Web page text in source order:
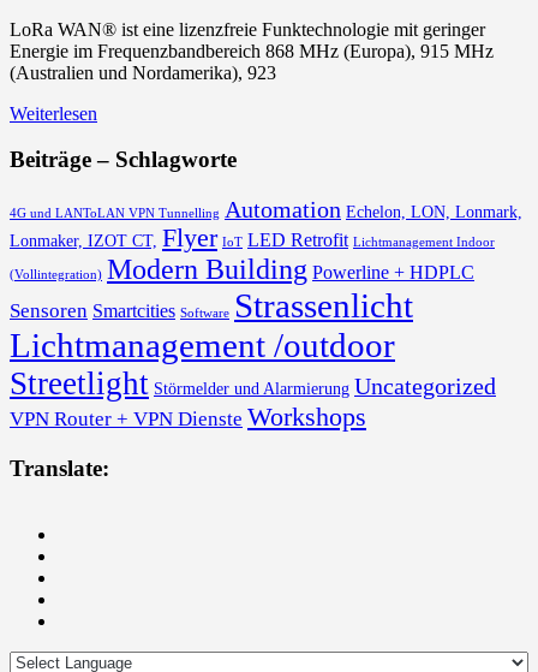
LoRa WAN® ist eine lizenzfreie Funktechnologie mit geringer
Energie im Frequenzbandbereich 868 MHz (Europa), 915 MHz
(Australien und Nordamerika), 923
Weiterlesen
Beiträge – Schlagworte
4G und LANToLAN VPN Tunnelling Automation Echelon, LON, Lonmark,
Lonmaker, IZOT CT, Flyer IoT LED Retrofit Lichtmanagement Indoor
(Vollintegration) Modern Building Powerline + HDPLC
Sensoren Smartcities Software Strassenlicht
Lichtmanagement /outdoor
Streetlight Störmelder und Alarmierung Uncategorized
VPN Router + VPN Dienste Workshops
Translate: